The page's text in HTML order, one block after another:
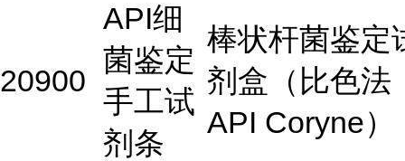
20900
API细
菌鉴定
手工试
剂条
棒状杆菌鉴定
剂盒（比色法
API Coryne）